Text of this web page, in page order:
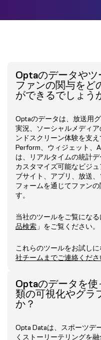
Optaのデータや
ファンの関与をど
ができるでしょう
Optaのデータは、放送用
実況、ソーシャルメディ
ンドスクリーン体験を支
Perform、ウィジェット、
は、リアルタイムの統計デ
カスタマイズ可能なビジ
ブサイト、アプリ、放送
フォームを通じてファン
す。
当社のツールをご覧になる
品検索 」をご覧ください。
これらのツールをお試しに
社チームまでご連絡くださ
Optaのデータを
類の可視化やグラ
か？
Opta Dataは、スポーツデ
くストーリーテリングを